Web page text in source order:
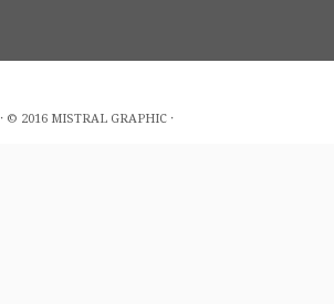
· © 2016 MISTRAL GRAPHIC ·